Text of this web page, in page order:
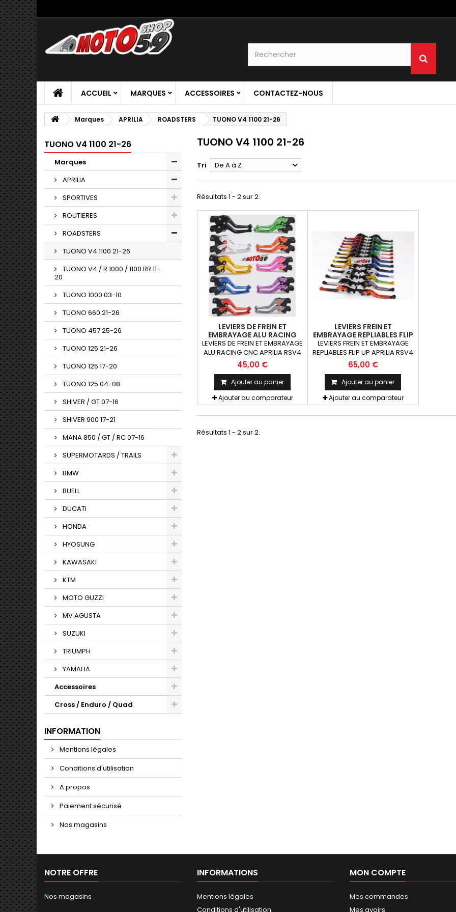
ACCUEIL MARQUES ACCESSOIRES CONTACTEZ-NOUS
Marques APRILIA ROADSTERS TUONO V4 1100 21-26
TUONO V4 1100 21-26
Marques
APRILIA
SPORTIVES
ROUTIERES
ROADSTERS
TUONO V4 1100 21-26
TUONO V4 / R 1000 / 1100 RR 11-
20
TUONO 1000 03-10
TUONO 660 21-26
TUONO 457 25-26
TUONO 125 21-26
TUONO 125 17-20
TUONO 125 04-08
SHIVER / GT 07-16
SHIVER 900 17-21
MANA 850 / GT / RC 07-16
SUPERMOTARDS / TRAILS
BMW
BUELL
DUCATI
HONDA
HYOSUNG
KAWASAKI
KTM
MOTO GUZZI
MV AGUSTA
SUZUKI
TRIUMPH
YAMAHA
Accessoires
Cross / Enduro / Quad
INFORMATION
Mentions légales
Conditions d'utilisation
A propos
Paiement sécurisé
Nos magasins
TUONO V4 1100 21-26
Tri De A à Z
Résultats 1 - 2 sur 2.
LEVIERS DE FREIN ET
EMBRAYAGE ALU RACING
CNC APRILIA RSV4 09-25 V4
1100 RR / FACTORY 17-24
RS660 TUONO 660 20-26
LEVIERS DE FREIN ET EMBRAYAGE
ALU RACING CNC APRILIA RSV4
09-25 V4 1100 RR / Factory 17-
24 RS660 TUONO 660 20-26
SHORTY OU STANDARD
ANODISE La paire.
45,00 €
Ajouter au panier
Ajouter au comparateur
LEVIERS FREIN ET
EMBRAYAGE REPLIABLES FLIP
UP APRILIA RSV4 09-25 V4
1100 RR / FACTORY 17-24
RS660 TUONO 660 20-26
LEVIERS FREIN ET EMBRAYAGE
REPLIABLES FLIP UP APRILIA RSV4
09-25 V4 1100 RR / Factory 17-
24 RS660 TUONO 660 20-26 La
paire. Indiquer le coloris de
chaque éléments dans
commentaires au moment de
la commande.
65,00 €
Ajouter au panier
Ajouter au comparateur
Résultats 1 - 2 sur 2.
NOTRE OFFRE
Nos magasins
INFORMATIONS
Mentions légales
Conditions d'utilisation
MON COMPTE
Mes commandes
Mes avoirs